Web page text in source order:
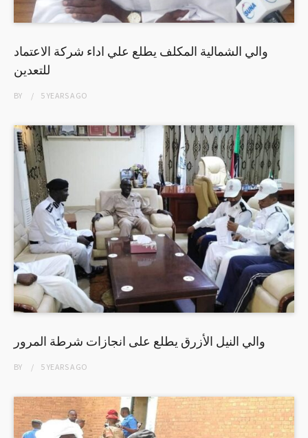
والي الشمالية المكلف يطلع علي اداء شركة الاعتماد
للتعدين
BY 5 YEARSAGO
والي النيل الأزرق يطلع على انجازات شرطة المرور
BY 5 YEARSAGO